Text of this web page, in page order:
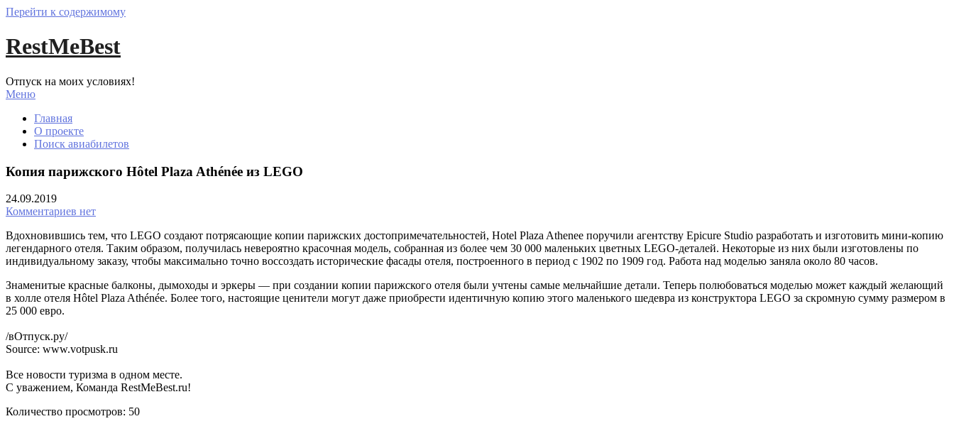
Перейти к содержимому
RestMeBest
Отпуск на моих условиях!
Меню
Главная
О проекте
Поиск авиабилетов
Копия парижского Hôtel Plaza Athénée из LEGO
24.09.2019
Комментариев нет
Вдохновившись тем, что LEGO создают потрясающие копии парижских достопримечательностей, Hotel Plaza Athenee поручили агентству Epicure Studio разработать и изготовить мини-копию
легендарного отеля. Таким образом, получилась невероятно красочная модель, собранная из более чем 30 000 маленьких цветных LEGO-деталей. Некоторые из них были изготовлены по
индивидуальному заказу, чтобы максимально точно воссоздать исторические фасады отеля, построенного в период с 1902 по 1909 год. Работа над моделью заняла около 80 часов.
Знаменитые красные балконы, дымоходы и эркеры — при создании копии парижского отеля были учтены самые мельчайшие детали. Теперь полюбоваться моделью может каждый желающий
в холле отеля Hôtel Plaza Athénée. Более того, настоящие ценители могут даже приобрести идентичную копию этого маленького шедевра из конструктора LEGO за скромную сумму размером в
25 000 евро.
/вОтпуск.ру/
Source: www.votpusk.ru
Все новости туризма в одном месте.
С уважением, Команда RestMeBest.ru!
Количество просмотров: 50